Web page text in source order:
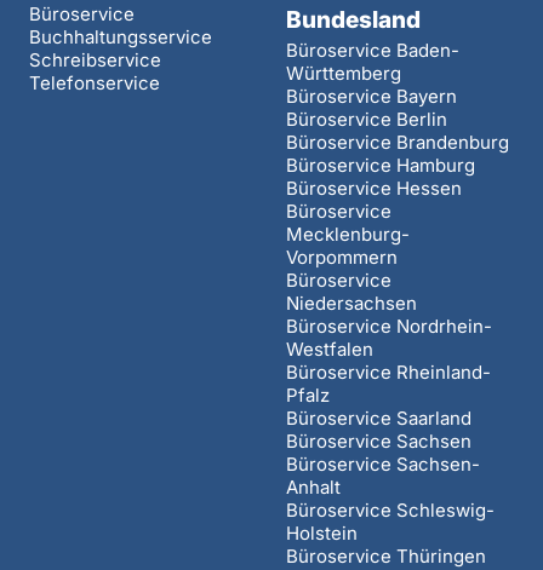
Büroservice
Buchhaltungsservice
Schreibservice
Telefonservice
Bundesland
Büroservice Baden-
Württemberg
Büroservice Bayern
Büroservice Berlin
Büroservice Brandenburg
Büroservice Hamburg
Büroservice Hessen
Büroservice
Mecklenburg-
Vorpommern
Büroservice
Niedersachsen
Büroservice Nordrhein-
Westfalen
Büroservice Rheinland-
Pfalz
Büroservice Saarland
Büroservice Sachsen
Büroservice Sachsen-
Anhalt
Büroservice Schleswig-
Holstein
Büroservice Thüringen